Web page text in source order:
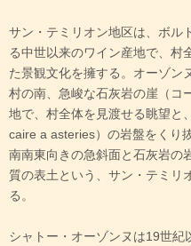
サン・テミリオン地区は、ボル
る中世以来のワイン産地で、村
た景観文化を擁する。オーゾン
村の南、急峻な石灰岩の崖（コ
地で、村全体を見渡せる眺望と
caire a asteries）の岩盤をくり
南南東向きの急斜面と石灰岩の
質の表土という、サン・テミリ
る。
シャトー・オーゾンヌは19世